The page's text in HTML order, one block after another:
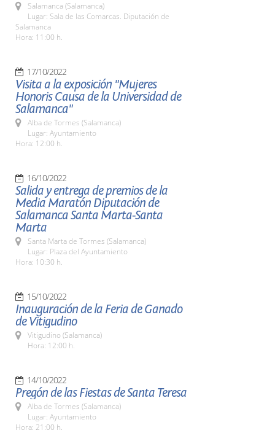
Salamanca (Salamanca)
Lugar: Sala de las Comarcas. Diputación de
Salamanca
Hora: 11:00 h.
17/10/2022
Visita a la exposición "Mujeres
Honoris Causa de la Universidad de
Salamanca"
Alba de Tormes (Salamanca)
Lugar: Ayuntamiento
Hora: 12:00 h.
16/10/2022
Salida y entrega de premios de la
Media Maratón Diputación de
Salamanca Santa Marta-Santa
Marta
Santa Marta de Tormes (Salamanca)
Lugar: Plaza del Ayuntamiento
Hora: 10:30 h.
15/10/2022
Inauguración de la Feria de Ganado
de Vitigudino
Vitigudino (Salamanca)
Hora: 12:00 h.
14/10/2022
Pregón de las Fiestas de Santa Teresa
Alba de Tormes (Salamanca)
Lugar: Ayuntamiento
Hora: 21:00 h.